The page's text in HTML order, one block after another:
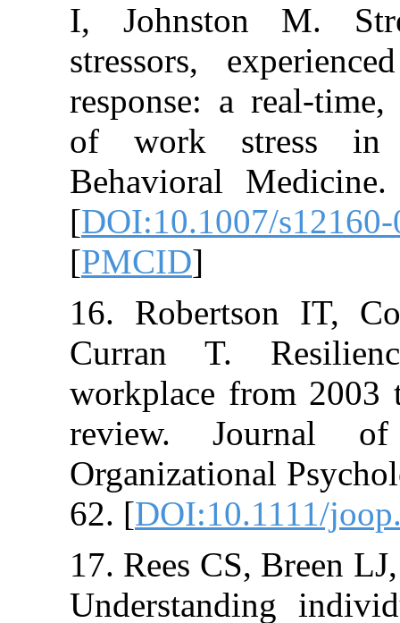
I, Johnston
stressors,
response: a
of work
Behavioral
[DOI:10.1007/
[PMCID
16.
Curran T.
workplace
review.
Organizational
62. [
17. Rees CS,